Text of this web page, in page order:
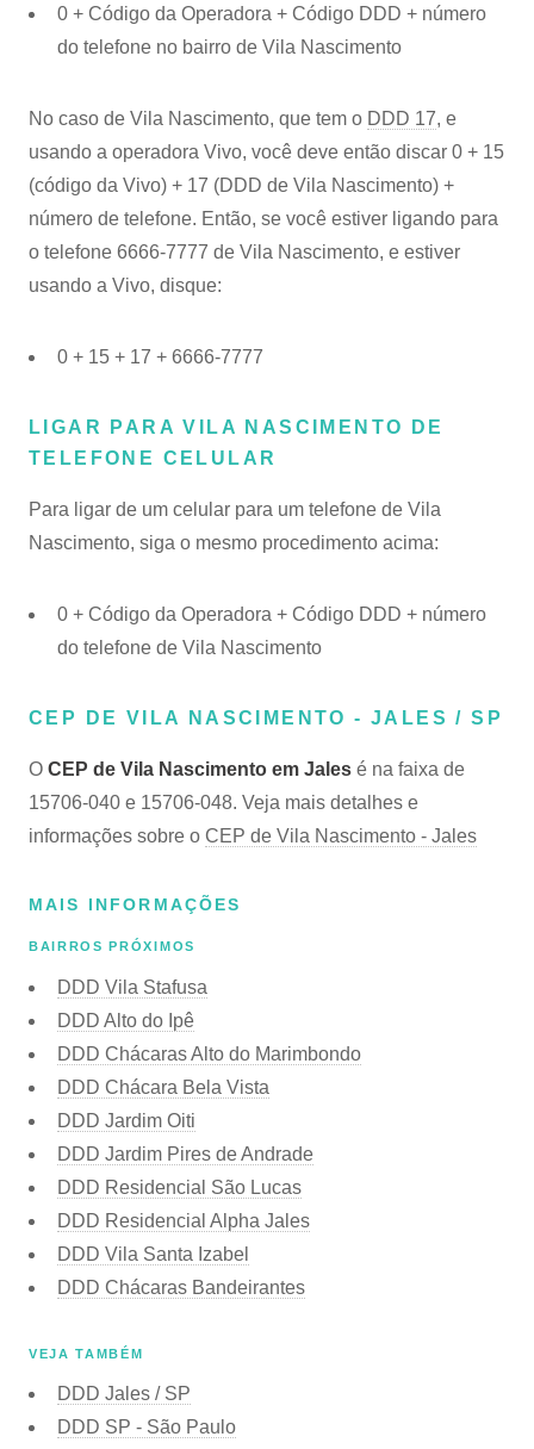
0 + Código da Operadora + Código DDD + número
do telefone no bairro de Vila Nascimento
No caso de Vila Nascimento, que tem o DDD 17, e
usando a operadora Vivo, você deve então discar 0 + 15
(código da Vivo) + 17 (DDD de Vila Nascimento) +
número de telefone. Então, se você estiver ligando para
o telefone 6666-7777 de Vila Nascimento, e estiver
usando a Vivo, disque:
0 + 15 + 17 + 6666-7777
LIGAR PARA VILA NASCIMENTO DE
TELEFONE CELULAR
Para ligar de um celular para um telefone de Vila
Nascimento, siga o mesmo procedimento acima:
0 + Código da Operadora + Código DDD + número
do telefone de Vila Nascimento
CEP DE VILA NASCIMENTO - JALES / SP
O CEP de Vila Nascimento em Jales é na faixa de
15706-040 e 15706-048. Veja mais detalhes e
informações sobre o CEP de Vila Nascimento - Jales
MAIS INFORMAÇÕES
BAIRROS PRÓXIMOS
DDD Vila Stafusa
DDD Alto do Ipê
DDD Chácaras Alto do Marimbondo
DDD Chácara Bela Vista
DDD Jardim Oiti
DDD Jardim Pires de Andrade
DDD Residencial São Lucas
DDD Residencial Alpha Jales
DDD Vila Santa Izabel
DDD Chácaras Bandeirantes
VEJA TAMBÉM
DDD Jales / SP
DDD SP - São Paulo